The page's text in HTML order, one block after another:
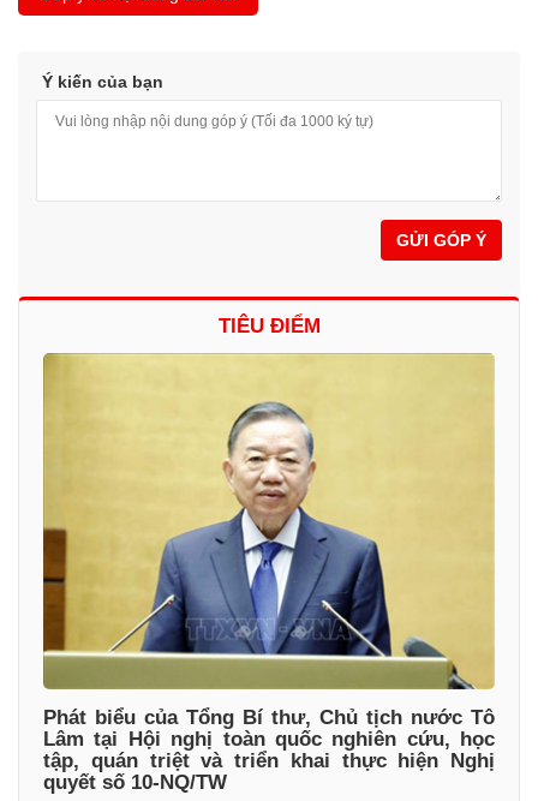
Ý kiến của bạn
GỬI GÓP Ý
TIÊU ĐIỂM
Phát biểu của Tổng Bí thư, Chủ tịch nước Tô
Lâm tại Hội nghị toàn quốc nghiên cứu, học
tập, quán triệt và triển khai thực hiện Nghị
quyết số 10-NQ/TW